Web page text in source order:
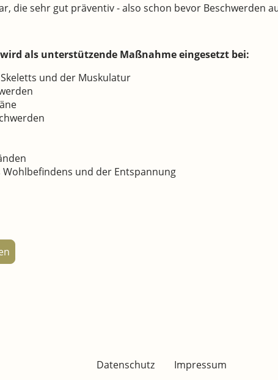
die sehr gut präventiv - also schon bevor Beschwerden
als unterstützende Maßnahme eingesetzt bei:
und der Muskulatur
Wohlbefindens und der Entspannung
Datenschutz Impressum